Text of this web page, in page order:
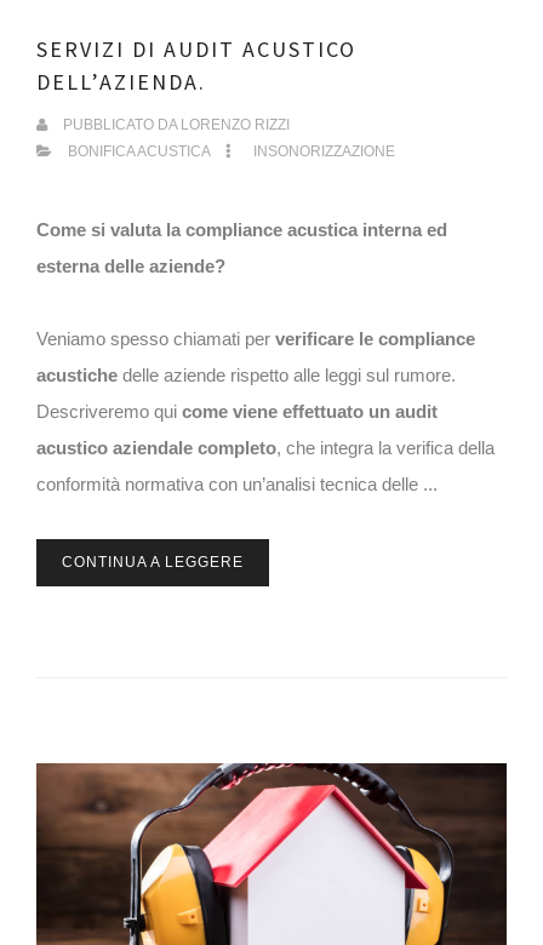
SERVIZI DI AUDIT ACUSTICO
DELL’AZIENDA.
PUBBLICATO DA LORENZO RIZZI
BONIFICA ACUSTICA
INSONORIZZAZIONE
Come si valuta la compliance acustica interna ed
esterna delle aziende?
Veniamo spesso chiamati per verificare le compliance
acustiche delle aziende rispetto alle leggi sul rumore.
Descriveremo qui come viene effettuato un audit
acustico aziendale completo, che integra la verifica della
conformità normativa con un’analisi tecnica delle ...
CONTINUA A LEGGERE